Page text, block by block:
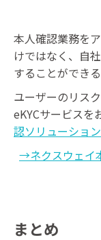
本人確認業務を
けではなく、自
することができ
ユーザーのリス
eKYCサービスを
認ソリューション
→ネクスウェイ
まとめ